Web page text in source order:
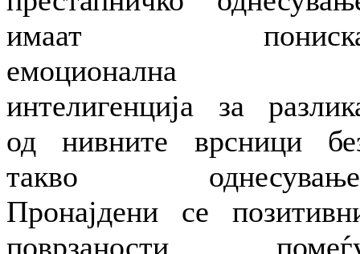
имаат
емоционална
интелигенција за
од нивните врсници
такво
Пронајдени се
поврзаности